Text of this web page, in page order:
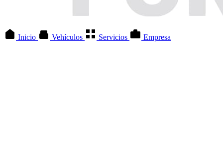
Inicio Vehículos Servicios Empresa